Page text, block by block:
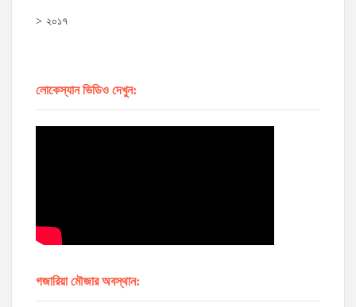
২০১৭
লোকেস্যান ভিডিও দেখুন:
গজারিয়া মৌজার অবস্থান: